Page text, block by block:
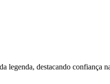
legenda, destacando confiança